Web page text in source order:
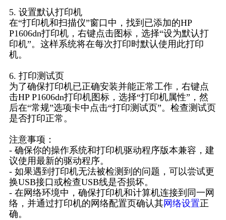
5. 设置默认打印机
在“打印机和扫描仪”窗口中，找到已添加的HP
P1606dn打印机，右键点击图标，选择“设为默认打
印机”。这样系统将在每次打印时默认使用此打印
机。
6. 打印测试页
为了确保打印机已正确安装并能正常工作，右键点
击HP P1606dn打印机图标，选择“打印机属性”，然
后在“常规”选项卡中点击“打印测试页”。检查测试页
是否打印正常。
注意事项：
- 确保你的操作系统和打印机驱动程序版本兼容，建
议使用最新的驱动程序。
- 如果遇到打印机无法被检测到的问题，可以尝试更
换USB接口或检查USB线是否损坏。
- 在网络环境中，确保打印机和计算机连接到同一网
络，并通过打印机的网络配置页确认其网络设置正
确。